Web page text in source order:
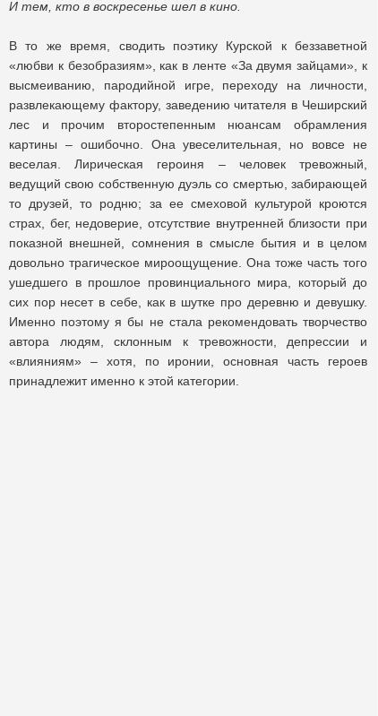
И тем, кто в воскресенье шел в кино.
В то же время, сводить поэтику Курской к беззаветной
«любви к безобразиям», как в ленте «За двумя зайцами», к
высмеиванию, пародийной игре, переходу на личности,
развлекающему фактору, заведению читателя в Чеширский
лес и прочим второстепенным нюансам обрамления
картины – ошибочно. Она увеселительная, но вовсе не
веселая. Лирическая героиня – человек тревожный,
ведущий свою собственную дуэль со смертью, забирающей
то друзей, то родню; за ее смеховой культурой кроются
страх, бег, недоверие, отсутствие внутренней близости при
показной внешней, сомнения в смысле бытия и в целом
довольно трагическое мироощущение. Она тоже часть того
ушедшего в прошлое провинциального мира, который до
сих пор несет в себе, как в шутке про деревню и девушку.
Именно поэтому я бы не стала рекомендовать творчество
автора людям, склонным к тревожности, депрессии и
«влияниям» – хотя, по иронии, основная часть героев
принадлежит именно к этой категории.